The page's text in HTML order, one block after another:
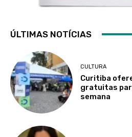
ÚLTIMAS NOTÍCIAS
CULTURA
Curitiba
gratuitas
semana